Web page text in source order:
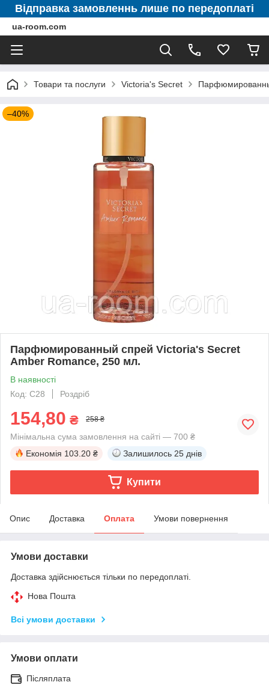
Відправка замовленнь лише по передоплаті
ua-room.com
Товари та послуги Victoria's Secret
–40%
Парфюмированный спрей Victoria's Secret
Amber Romance, 250 мл.
В наявності
Код: C28
Роздріб
154,80 ₴ 258 ₴
Мінімальна сума замовлення на сайті — 700 ₴
Економія 103.20 ₴ Залишилось 25 днів
Купити
Опис Доставка Оплата Умови повернення
Умови доставки
Доставка здійснюється тільки по передоплаті.
Нова Пошта
Всі умови доставки
Умови оплати
Післяплата